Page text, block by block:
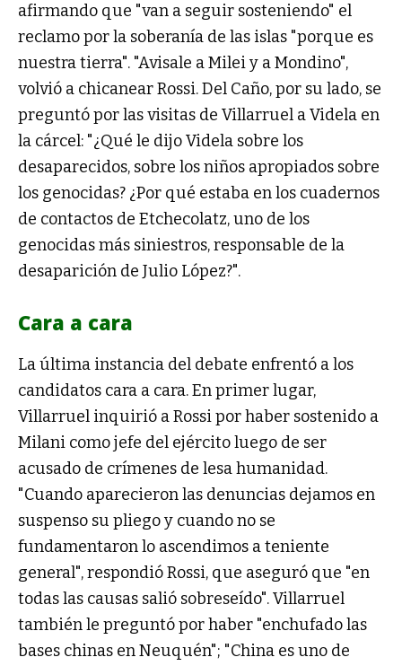
afirmando que "van a seguir sosteniendo" el
reclamo por la soberanía de las islas "porque es
nuestra tierra". "Avisale a Milei y a Mondino",
volvió a chicanear Rossi. Del Caño, por su lado, se
preguntó por las visitas de Villarruel a Videla en
la cárcel: "¿Qué le dijo Videla sobre los
desaparecidos, sobre los niños apropiados sobre
los genocidas? ¿Por qué estaba en los cuadernos
de contactos de Etchecolatz, uno de los
genocidas más siniestros, responsable de la
desaparición de Julio López?".
Cara a cara
La última instancia del debate enfrentó a los
candidatos cara a cara. En primer lugar,
Villarruel inquirió a Rossi por haber sostenido a
Milani como jefe del ejército luego de ser
acusado de crímenes de lesa humanidad.
"Cuando aparecieron las denuncias dejamos en
suspenso su pliego y cuando no se
fundamentaron lo ascendimos a teniente
general", respondió Rossi, que aseguró que "en
todas las causas salió sobreseído". Villarruel
también le preguntó por haber "enchufado las
bases chinas en Neuquén"; "China es uno de